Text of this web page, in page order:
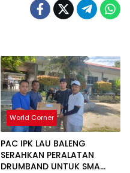
World Corner
PAC IPK LAU BALENG
SERAHKAN PERALATAN
DRUMBAND UNTUK SMA